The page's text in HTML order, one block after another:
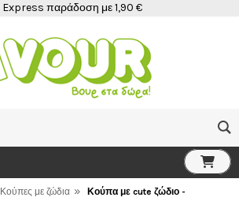
Express παράδοση με 1,90 €
Κούπες με ζώδια »
Κούπα με cute ζώδιο -